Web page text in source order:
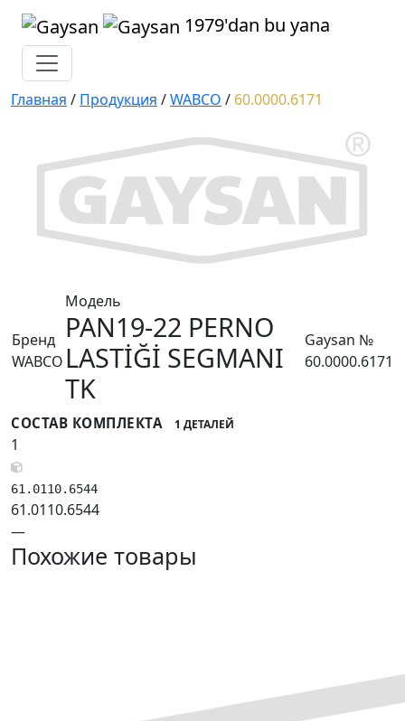
1979'dan bu yana
Главная / Продукция /WABCO / 60.0000.6171
Бренд
WABCO
Модель
PAN19-22 PERNO
LASTİĞİ SEGMANI
TK
Gaysan №
60.0000.6171
СОСТАВ КОМПЛЕКТА 1 ДЕТАЛЕЙ
1
61.0110.6544
61.0110.6544
—
Похожие товары